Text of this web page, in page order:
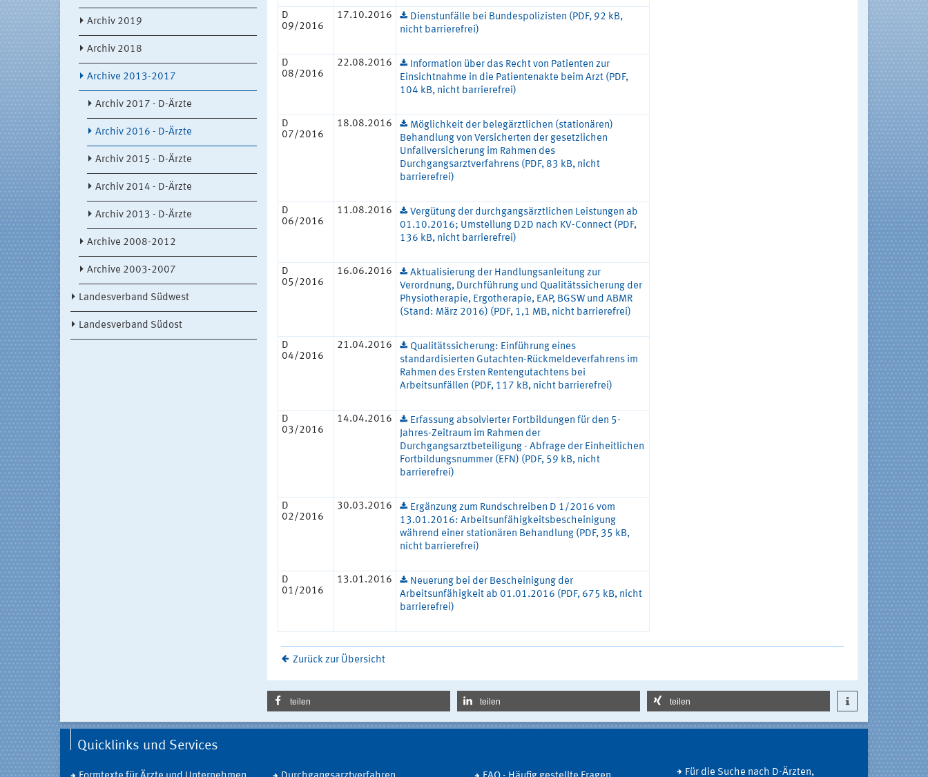
Archiv 2019
Archiv 2018
Archive 2013-2017
Archiv 2017 - D-Ärzte
Archiv 2016 - D-Ärzte
Archiv 2015 - D-Ärzte
Archiv 2014 - D-Ärzte
Archiv 2013 - D-Ärzte
Archive 2008-2012
Archive 2003-2007
Landesverband Südwest
Landesverband Südost
D
09/2016
17.10.2016
Dienstunfälle bei Bundespolizisten (PDF, 92 kB,
nicht barrierefrei)
D
08/2016
22.08.2016
Information über das Recht von Patienten zur
Einsichtnahme in die Patientenakte beim Arzt (PDF,
104 kB, nicht barrierefrei)
D
07/2016
18.08.2016
Möglichkeit der belegärztlichen (stationären)
Behandlung von Versicherten der gesetzlichen
Unfallversicherung im Rahmen des
Durchgangsarztverfahrens (PDF, 83 kB, nicht
barrierefrei)
D
06/2016
11.08.2016
Vergütung der durchgangsärztlichen Leistungen ab
01.10.2016; Umstellung D2D nach KV-Connect (PDF,
136 kB, nicht barrierefrei)
D
05/2016
16.06.2016
Aktualisierung der Handlungsanleitung zur
Verordnung, Durchführung und Qualitätssicherung der
Physiotherapie, Ergotherapie, EAP, BGSW und ABMR
(Stand: März 2016) (PDF, 1,1 MB, nicht barrierefrei)
D
04/2016
21.04.2016
Qualitätssicherung: Einführung eines
standardisierten Gutachten-Rückmeldeverfahrens im
Rahmen des Ersten Rentengutachtens bei
Arbeitsunfällen (PDF, 117 kB, nicht barrierefrei)
D
03/2016
14.04.2016
Erfassung absolvierter Fortbildungen für den 5-
Jahres-Zeitraum im Rahmen der
Durchgangsarztbeteiligung - Abfrage der Einheitlichen
Fortbildungsnummer (EFN) (PDF, 59 kB, nicht
barrierefrei)
D
02/2016
30.03.2016
Ergänzung zum Rundschreiben D 1/2016 vom
13.01.2016: Arbeitsunfähigkeitsbescheinigung
während einer stationären Behandlung (PDF, 35 kB,
nicht barrierefrei)
D
01/2016
13.01.2016
Neuerung bei der Bescheinigung der
Arbeitsunfähigkeit ab 01.01.2016 (PDF, 675 kB, nicht
barrierefrei)
Zurück zur Übersicht
teilen teilen teilen
Quicklinks und Services
Für die Suche nach D-Ärzten,